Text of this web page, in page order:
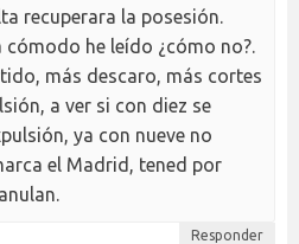
recuperara la posesión.
cómodo he leído ¿cómo no?.
más descaro, más cortes
a ver si con diez se
ya con nueve no
el Madrid, tened por
Responder